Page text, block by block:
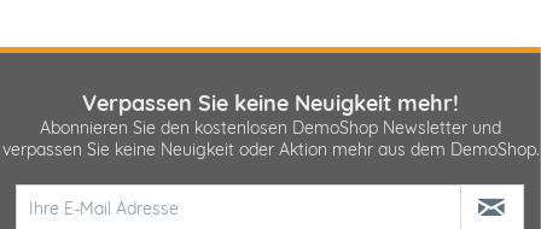
Verpassen Sie keine Neuigkeit mehr!
Abonnieren Sie den kostenlosen DemoShop Newsletter und
verpassen Sie keine Neuigkeit oder Aktion mehr aus dem DemoShop.